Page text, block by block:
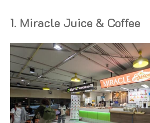
1. Miracle Juice & Coffee